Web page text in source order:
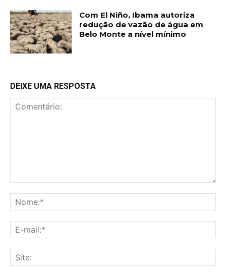
Com El Niño, Ibama autoriza
redução de vazão de água em
Belo Monte a nível mínimo
DEIXE UMA RESPOSTA